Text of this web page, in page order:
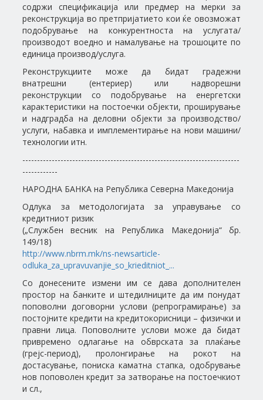
содржи спецификација или предмер на мерки за
реконструкција во претпријатието кои ќе овозможат
подобрување на конкурентноста на услугата/
производот воедно и намалување на трошоците по
единица производ/услуга.
Реконструкциите може да бидат градежни
внатрешни (ентериер) или надворешни
реконструкции со подобрување на енергетски
карактеристики на постоечки објекти, проширување
и надградба на деловни објекти за производство/
услуги, набавка и имплементирање на нови машини/
технологии итн.
--------------------------------------------------------------------------
------------
НАРОДНА БАНКА на Република Северна Македонија
Одлука за методологијата за управување со
кредитниот ризик
(„Службен весник на Република Македонија“ бр.
149/18)
http://www.nbrm.mk/ns-newsarticle-
odluka_za_upravuvanjie_so_krieditniot_...
Со донесените измени им се дава дополнителен
простор на банките и штедилниците да им понудат
поповолни договорни услови (репрограмирање) за
постојните кредити на кредитокорисници – физички и
правни лица. Поповолните услови може да бидат
привремено одлагање на обврската за плаќање
(грејс-период), пролонгирање на рокот на
достасување, пониска каматна стапка, одобрување
нов поповолен кредит за затворање на постоечкиот
и сл.,